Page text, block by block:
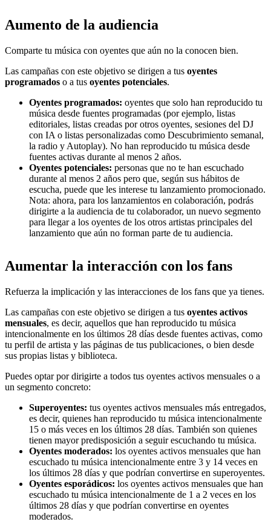
Aumento de la audiencia
Comparte tu música con oyentes que aún no la conocen bien.
Las campañas con este objetivo se dirigen a tus oyentes
programados o a tus oyentes potenciales.
Oyentes programados: oyentes que solo han reproducido tu
música desde fuentes programadas (por ejemplo, listas
editoriales, listas creadas por otros oyentes, sesiones del DJ
con IA o listas personalizadas como Descubrimiento semanal,
la radio y Autoplay). No han reproducido tu música desde
fuentes activas durante al menos 2 años.
Oyentes potenciales: personas que no te han escuchado
durante al menos 2 años pero que, según sus hábitos de
escucha, puede que les interese tu lanzamiento promocionado.
Nota: ahora, para los lanzamientos en colaboración, podrás
dirigirte a la audiencia de tu colaborador, un nuevo segmento
para llegar a los oyentes de los otros artistas principales del
lanzamiento que aún no forman parte de tu audiencia.
Aumentar la interacción con los fans
Refuerza la implicación y las interacciones de los fans que ya tienes.
Las campañas con este objetivo se dirigen a tus oyentes activos
mensuales, es decir, aquellos que han reproducido tu música
intencionalmente en los últimos 28 días desde fuentes activas, como
tu perfil de artista y las páginas de tus publicaciones, o bien desde
sus propias listas y biblioteca.
Puedes optar por dirigirte a todos tus oyentes activos mensuales o a
un segmento concreto:
Superoyentes: tus oyentes activos mensuales más entregados,
es decir, quienes han reproducido tu música intencionalmente
15 o más veces en los últimos 28 días. También son quienes
tienen mayor predisposición a seguir escuchando tu música.
Oyentes moderados: los oyentes activos mensuales que han
escuchado tu música intencionalmente entre 3 y 14 veces en
los últimos 28 días y que podrían convertirse en superoyentes.
Oyentes esporádicos: los oyentes activos mensuales que han
escuchado tu música intencionalmente de 1 a 2 veces en los
últimos 28 días y que podrían convertirse en oyentes
moderados.